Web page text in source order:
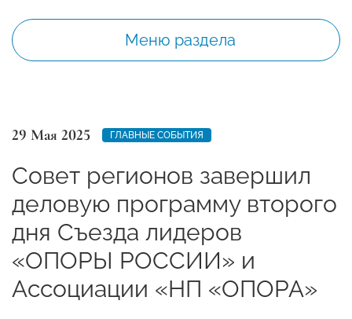
Меню раздела
29 Мая 2025 ГЛАВНЫЕ СОБЫТИЯ
Совет регионов завершил
деловую программу второго
дня Съезда лидеров
«ОПОРЫ РОССИИ» и
Ассоциации «НП «ОПОРА»